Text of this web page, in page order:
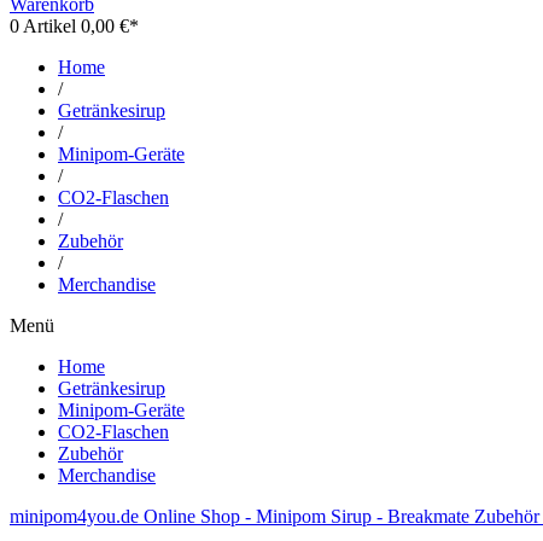
0 Artikel 0,00 €*
Home
/
Getränkesirup
/
Minipom-Geräte
/
CO2-Flaschen
/
Zubehör
/
Merchandise
Menü
Home
Getränkesirup
Minipom-Geräte
CO2-Flaschen
Zubehör
Merchandise
minipom4you.de Online Shop - Minipom Sirup - Breakmate Zubehör